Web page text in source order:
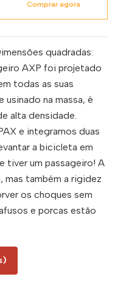
Comprar agora
quadradas:
AXP foi projetado
todas as suas
usinado na massa, é
alta densidade.
e integramos duas
a bicicleta em
tiver um passageiro! A
também a rigidez
os choques sem
e porcas estão